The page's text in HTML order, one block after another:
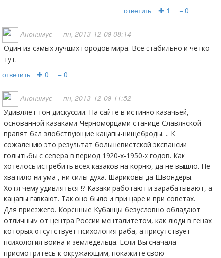
ответить ✚ 1 − 0
Анонимус — пн, 2013-12-09 08:14
Один из самых лучших городов мира. Все стабильно и чётко
тут.
ответить ✚ 0 − 0
Анонимус — пн, 2013-12-09 11:52
Удивляет тон дискуссии. На сайте в истинно казачьей,
основанной казаками-Черноморцами станице Славянской
правят бал злобствующие кацапы-нищеброды. .. К
сожалению это результат большевистской экспансии
голытьбы с севера в период 1920-х-1950-х годов. Как
хотелось истребить всех казаков на корню, да не вышло. Не
хватило ни ума , ни силы духа. Шариковы да Швондеры.
Хотя чему удивляться !? Казаки работают и зарабатывают, а
кацапы гавкают. Так оно было и при царе и при советах.
Для приезжего. Коренные Кубанцы безусловно обладают
отличным от центра России менталитетом, как люди в генах
которых отсутствует психология раба, а присутствует
психология воина и земледельца. Если Вы сначала
присмотритесь к окружающим, покажите свою